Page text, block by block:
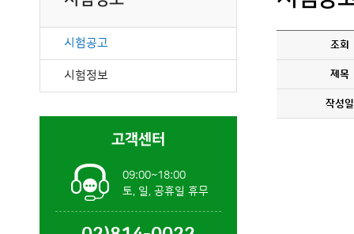
시험공고
시험정보
고객센터
09:00~18:00
토, 일, 공휴일 휴무
조회
제목
작성일